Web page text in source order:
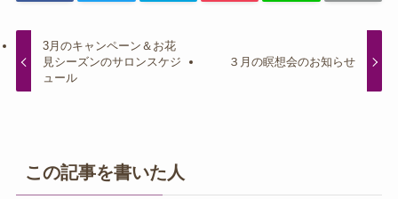
3月のキャンペーン＆お花
見シーズンのサロンスケジ
ュール
３月の瞑想会のお知らせ
この記事を書いた人